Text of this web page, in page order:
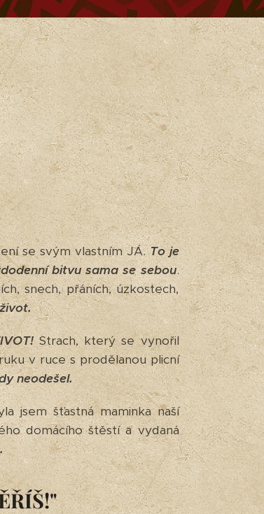
se svým vlastním JÁ.To je
bitvu sama se sebou.
snech, přáních, úzkostech,
Strach, který se vynořil
v ruce s prodělanou plicní
neodešel.
jsem šťastná maminka naší
domácího štěstí a vydaná